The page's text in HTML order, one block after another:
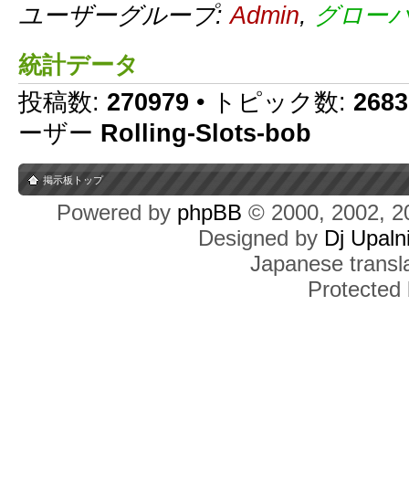
ユーザーグループ:Admin, グロー
統計データ
投稿数: 270979 • トピック数:
ーザー Rolling-Slots-bob
掲示板トップ
Powered by phpBB © 2000, 2002,
Designed by Dj
Japanese